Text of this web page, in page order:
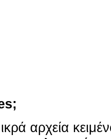
αρχεία